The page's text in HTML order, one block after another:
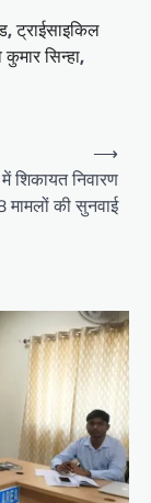
,ट्राईसाइकिल
कुमार सिन्हा,
में शिकायत निवारण
मामलों की सुनवाई
⟶